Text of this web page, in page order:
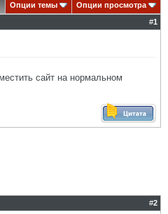
Опции темы
Опции просмотра
#1
сайт на нормальном
#2